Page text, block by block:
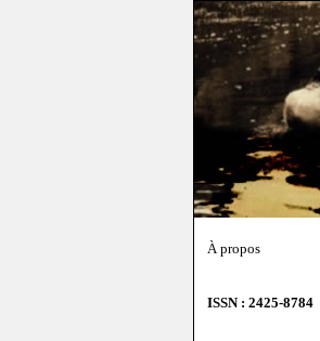
À propos
ISSN : 2425-8784